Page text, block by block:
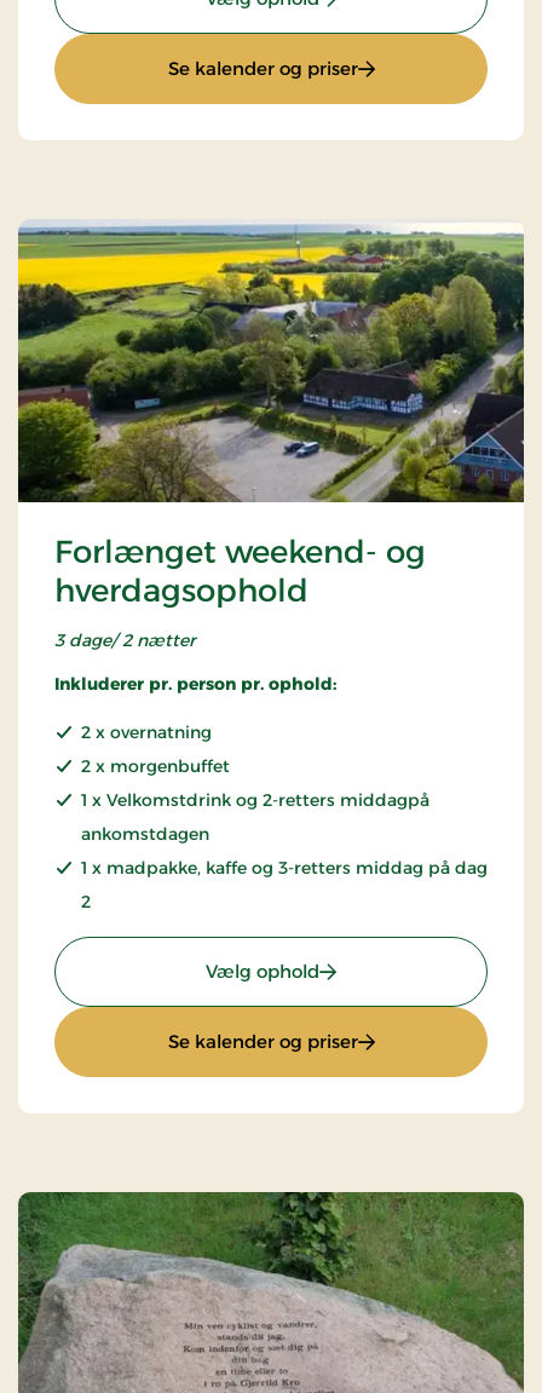
Se kalender og priser: Miniferie på
Forlænget weekend- og
hverdagsophold
3 dage/ 2 nætter
Inkluderer pr. person pr. ophold:
2 x overnatning
2 x morgenbuffet
1 x Velkomstdrink og 2-retters middagpå
ankomstdagen
1 x madpakke, kaffe og 3-retters middag på dag
2
Vælg ophold: Forlænget weekend-
Se kalender og priser: Forlænget